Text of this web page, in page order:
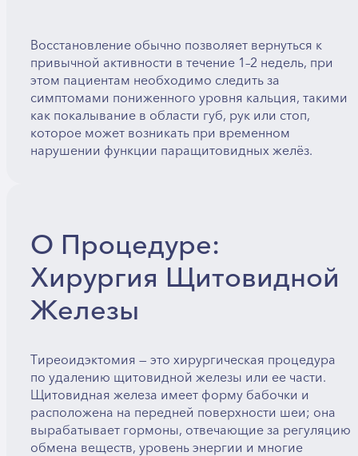
Восстановление обычно позволяет вернуться к
привычной активности в течение 1–2 недель, при
этом пациентам необходимо следить за
симптомами пониженного уровня кальция, такими
как покалывание в области губ, рук или стоп,
которое может возникать при временном
нарушении функции паращитовидных желёз.
О Процедуре:
Хирургия Щитовидной
Железы
Тиреоидэктомия — это хирургическая процедура
по удалению щитовидной железы или ее части.
Щитовидная железа имеет форму бабочки и
расположена на передней поверхности шеи; она
вырабатывает гормоны, отвечающие за регуляцию
обмена веществ, уровень энергии и многие